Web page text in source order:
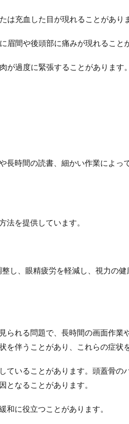
は充血した目が現れることがあり
間や後頭部に痛みが現れること
が過度に緊張することがあります。
時間の読書、細かい作業によっ
法を提供しています。
し、眼精疲労を軽減し、視力の
られる問題で、長時間の画面作
伴うことがあり、これらの症状
ていることがあります。頭蓋骨
となることがあります。
に役立つことがあります。